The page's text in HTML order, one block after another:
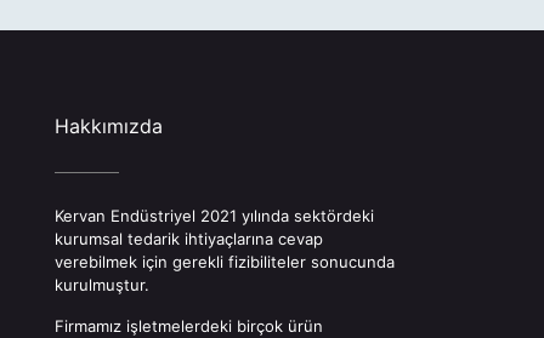
Hakkımızda
Kervan Endüstriyel 2021 yılında sektördeki
kurumsal tedarik ihtiyaçlarına cevap
verebilmek için gerekli fizibiliteler sonucunda
kurulmuştur.
Firmamız işletmelerdeki birçok ürün